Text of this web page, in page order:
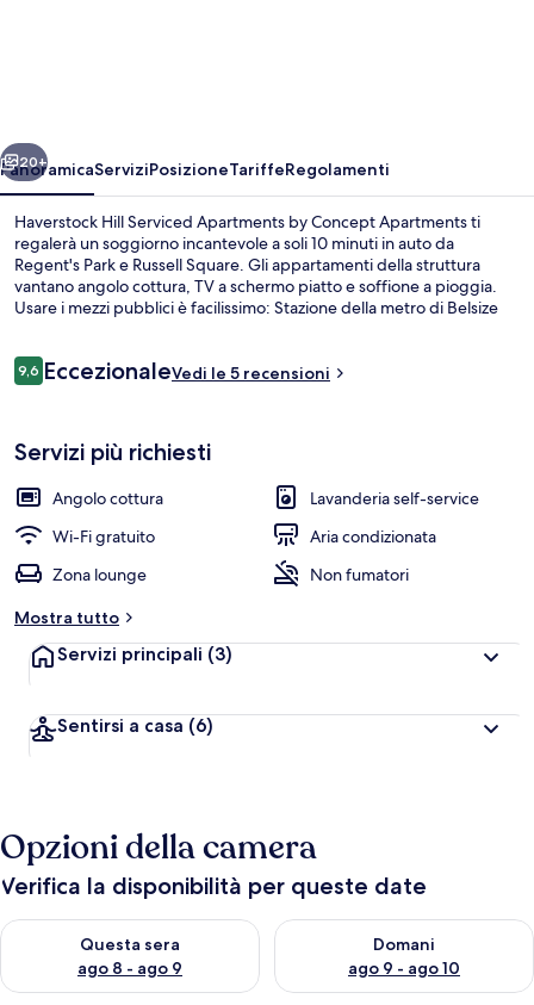
Concept
Apartments
Avanti
20+
PanoramicaServiziPosizioneTariffeRegolamenti
Haverstock Hill Serviced Apartments by Concept Apartments ti
regalerà un soggiorno incantevole a soli 10 minuti in auto da
Regent's Park e Russell Square. Gli appartamenti della struttura
vantano angolo cottura, TV a schermo piatto e soffione a pioggia.
Usare i mezzi pubblici è facilissimo: Stazione della metro di Belsize
Recensioni
9,69,6 su 10
EccezionaleVedi le 5 recensioni
Servizi più richiesti
Angolo cottura
Lavanderia self-service
Wi-Fi gratuito
Aria condizionata
Zona lounge
Non fumatori
Mostra tutto
Servizi principali (3)
Sentirsi a casa (6)
Opzioni della camera
Verifica la disponibilità per queste date
Questa sera
ago 8 - ago 9
Verifica la disponibilità per questa sera, ago 8 - ago 9
Domani
ago 9 - ago 10
Verifica la disponibilità per